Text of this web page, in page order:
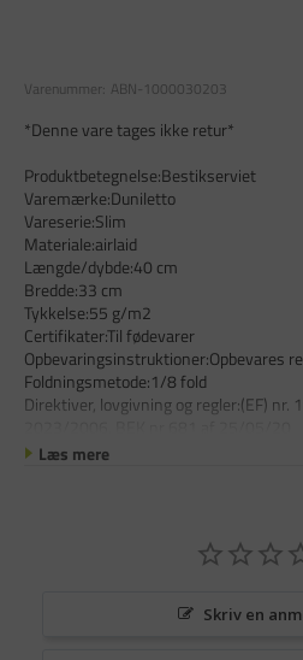
Varenummer: ABN-1000030203
*Denne vare tages ikke retur*
Produktbetegnelse:Bestikserviet
Varemærke:Duniletto
Vareserie:Slim
Materiale:airlaid
Længde/dybde:40 cm
Bredde:33 cm
Tykkelse:55 g/m2
Certifikater:Til fødevarer
Opbevaringsinstruktioner:Opbevares
Foldningsmetode:1/8 fold
Direktiver, lovgivning og regler:(EF) nr.
Læs mere
Skriv en